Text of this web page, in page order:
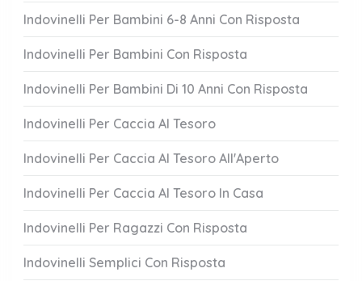
Indovinelli Per Bambini 6-8 Anni Con Risposta
Indovinelli Per Bambini Con Risposta
Indovinelli Per Bambini Di 10 Anni Con Risposta
Indovinelli Per Caccia Al Tesoro
Indovinelli Per Caccia Al Tesoro All'Aperto
Indovinelli Per Caccia Al Tesoro In Casa
Indovinelli Per Ragazzi Con Risposta
Indovinelli Semplici Con Risposta